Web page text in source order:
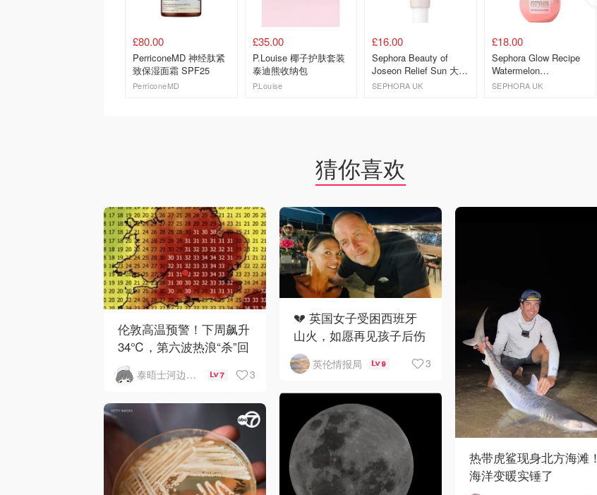
£80.00
PerriconeMD 神经肽紧
致保湿面霜 SPF25
PerriconeMD
£35.00
P.Louise 椰子护肤套装
泰迪熊收纳包
P.Louise
£16.00
Sephora Beauty of
Joseon Relief Sun 大米
益生菌防晒霜 SPF50+
SEPHORA UK
£18.00
Sephora Glow Recipe
Watermelon
Niacinamide 精华露
SEPHORA UK
猜你喜欢
伦敦高温预警！下周飙升
34℃，第六波热浪“杀”回
英伦
泰晤士河边打工人 7 3
💔 英国女子受困西班牙
山火，如愿再见孩子后伤
重离世
英伦情报局 9 3
热带虎鲨现身北方海滩！
海洋变暖实锤了